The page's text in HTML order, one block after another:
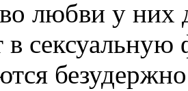
любви у них
в сексуальную